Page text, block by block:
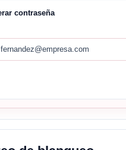
contraseña